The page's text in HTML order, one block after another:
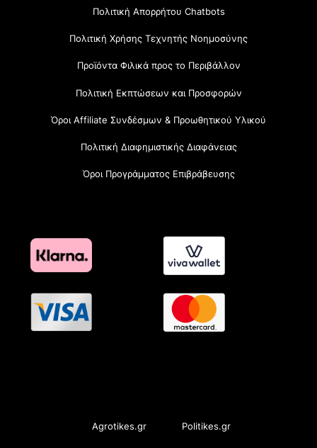
Πολιτική Απορρήτου Chatbots
Πολιτική Χρήσης Τεχνητής Νοημοσύνης
Προϊόντα Φιλικά προς το Περιβάλλον
Πολιτική Εκπτώσεων και Προσφορών
Όροι Affiliate Συνδέσμων & Προωθητικού Υλικού
Πολιτική Διαφημιστικής Διαφάνειας
Όροι Προγράμματος Επιβράβευσης
Agrotikes.gr Politikes.gr